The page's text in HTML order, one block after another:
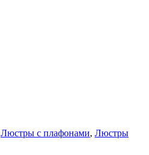
Люстры с плафонами, Люстры